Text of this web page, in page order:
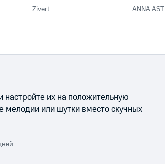
Zivert ANNA ASTI
настройте их на положительную
мелодии или шутки вместо скучных